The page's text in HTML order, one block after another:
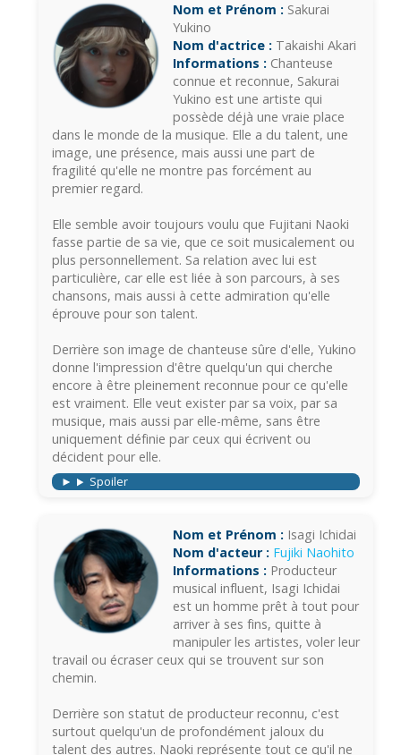
Nom et Prénom : Sakurai
Yukino
Nom d'actrice : Takaishi Akari
Informations : Chanteuse
connue et reconnue, Sakurai
Yukino est une artiste qui
possède déjà une vraie place
dans le monde de la musique. Elle a du talent, une
image, une présence, mais aussi une part de
fragilité qu'elle ne montre pas forcément au
premier regard.
Elle semble avoir toujours voulu que Fujitani Naoki
fasse partie de sa vie, que ce soit musicalement ou
plus personnellement. Sa relation avec lui est
particulière, car elle est liée à son parcours, à ses
chansons, mais aussi à cette admiration qu'elle
éprouve pour son talent.
Derrière son image de chanteuse sûre d'elle, Yukino
donne l'impression d'être quelqu'un qui cherche
encore à être pleinement reconnue pour ce qu'elle
est vraiment. Elle veut exister par sa voix, par sa
musique, mais aussi par elle-même, sans être
uniquement définie par ceux qui écrivent ou
décident pour elle.
Spoiler
Nom et Prénom : Isagi Ichidai
Nom d'acteur : Fujiki Naohito
Informations : Producteur
musical influent, Isagi Ichidai
est un homme prêt à tout pour
arriver à ses fins, quitte à
manipuler les artistes, voler leur
travail ou écraser ceux qui se trouvent sur son
chemin.
Derrière son statut de producteur reconnu, c'est
surtout quelqu'un de profondément jaloux du
talent des autres. Naoki représente tout ce qu'il ne